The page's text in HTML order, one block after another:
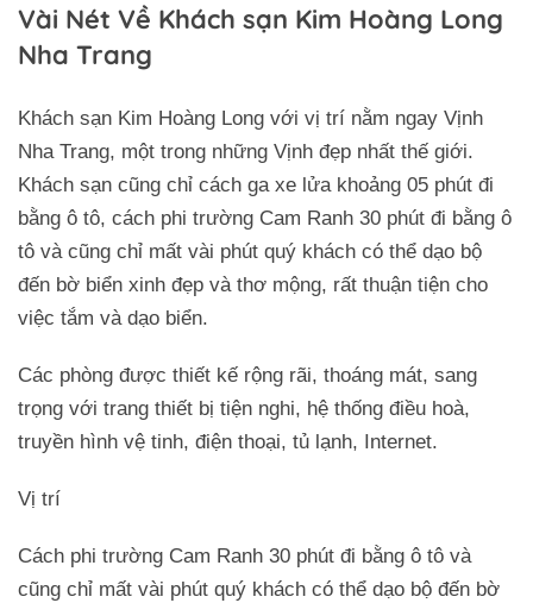
Vài Nét Về Khách sạn Kim Hoàng Long
Nha Trang
Khách sạn Kim Hoàng Long với vị trí nằm ngay Vịnh
Nha Trang, một trong những Vịnh đẹp nhất thế giới.
Khách sạn cũng chỉ cách ga xe lửa khoảng 05 phút đi
bằng ô tô, cách phi trường Cam Ranh 30 phút đi bằng ô
tô và cũng chỉ mất vài phút quý khách có thể dạo bộ
đến bờ biển xinh đẹp và thơ mộng, rất thuận tiện cho
việc tắm và dạo biển.
Các phòng được thiết kế rộng rãi, thoáng mát, sang
trọng với trang thiết bị tiện nghi, hệ thống điều hoà,
truyền hình vệ tinh, điện thoại, tủ lạnh, Internet.
Vị trí
Cách phi trường Cam Ranh 30 phút đi bằng ô tô và
cũng chỉ mất vài phút quý khách có thể dạo bộ đến bờ